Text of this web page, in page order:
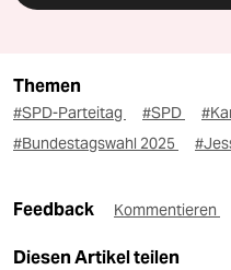
Themen
#SPD-Parteitag #SPD
#Bundestagswahl 2025
Feedback Kommentieren
Diesen Artikel teilen